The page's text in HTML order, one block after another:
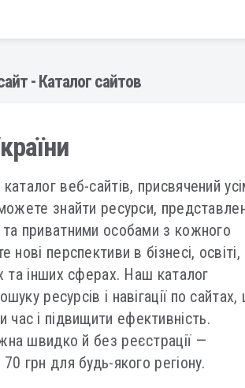
- Каталог сайтов
веб-сайтів, присвячений
знайти ресурси,
та приватними особами з кожного
нові перспективи в бізнесі, освіті,
та інших сферах. Наш каталог
ресурсів і навігації по
і підвищити ефективність.
швидко й без реєстрації —
грн для будь-якого регіону.